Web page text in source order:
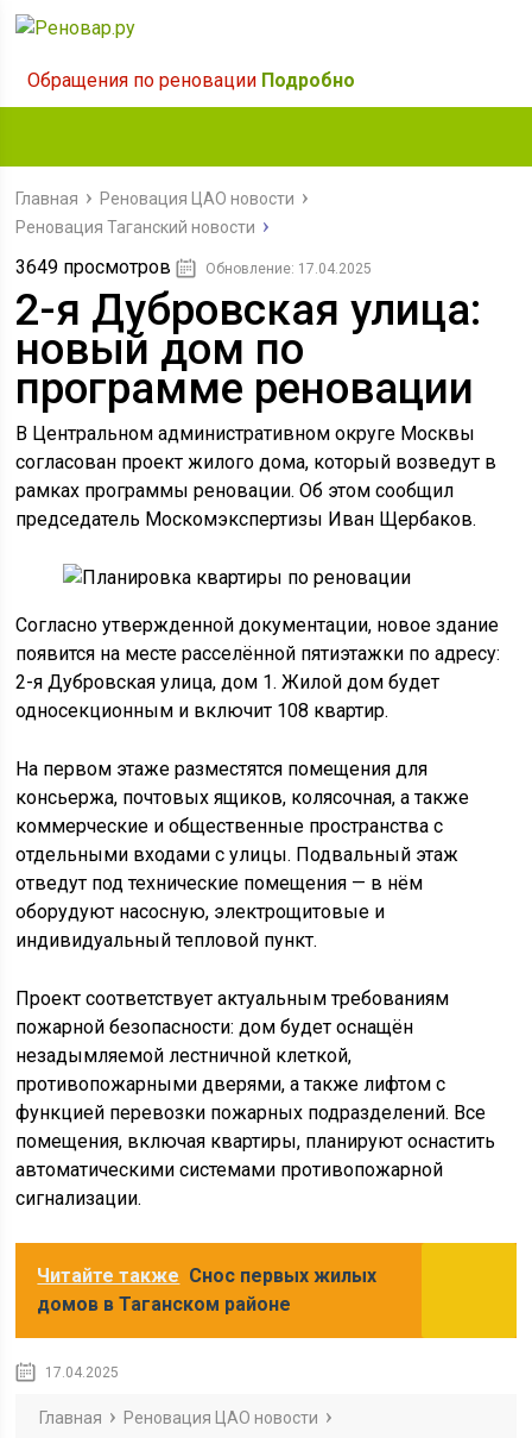
Обращения по реновации Подробно
Главная
Реновация ЦАО новости
Реновация Таганский новости
3649 просмотров Обновление: 17.04.2025
2-я Дубровская улица:
новый дом по
программе реновации
В Центральном административном округе Москвы
согласован проект жилого дома, который возведут в
рамках программы реновации. Об этом сообщил
председатель Москомэкспертизы Иван Щербаков.
Согласно утвержденной документации, новое здание
появится на месте расселённой пятиэтажки по адресу:
2-я Дубровская улица, дом 1. Жилой дом будет
односекционным и включит 108 квартир.
На первом этаже разместятся помещения для
консьержа, почтовых ящиков, колясочная, а также
коммерческие и общественные пространства с
отдельными входами с улицы. Подвальный этаж
отведут под технические помещения — в нём
оборудуют насосную, электрощитовые и
индивидуальный тепловой пункт.
Проект соответствует актуальным требованиям
пожарной безопасности: дом будет оснащён
незадымляемой лестничной клеткой,
противопожарными дверями, а также лифтом с
функцией перевозки пожарных подразделений. Все
помещения, включая квартиры, планируют оснастить
автоматическими системами противопожарной
сигнализации.
Читайте также Снос первых жилых
домов в Таганском районе
17.04.2025
Главная
Реновация ЦАО новости